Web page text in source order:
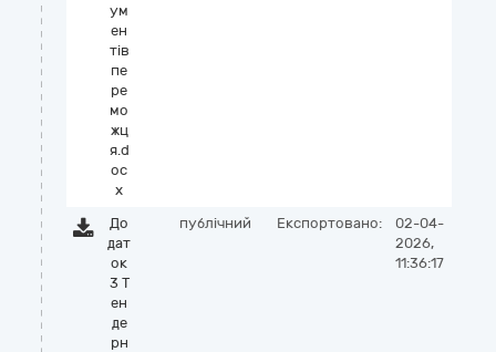
ум
ен
тів
пе
ре
мо
жц
я.d
oc
x
До
дат
ок
3 Т
ен
де
рн
публічний Експортовано:
02-04-
2026,
11:36:17